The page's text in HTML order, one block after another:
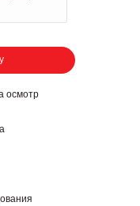
осмотр